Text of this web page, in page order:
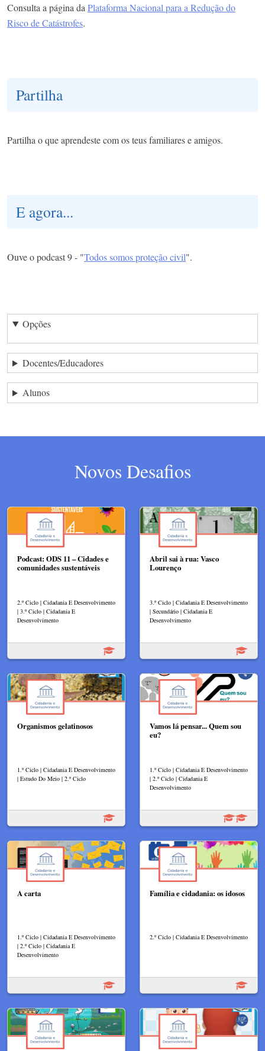
Consulta a página da Plataforma Nacional para a Redução do
Risco de Catástrofes.
Partilha
Partilha o que aprendeste com os teus familiares e amigos.
E agora...
Ouve o podcast 9 - "Todos somos proteção civil".
Opções
Docentes/Educadores
Alunos
Novos Desafios
Podcast: ODS 11 – Cidades e
comunidades sustentáveis
2.º Ciclo | Cidadania E Desenvolvimento
| 3.º Ciclo | Cidadania E
Desenvolvimento
Abril sai à rua: Vasco
Lourenço
3.º Ciclo | Cidadania E Desenvolvimento
| Secundário | Cidadania E
Desenvolvimento
Organismos gelatinosos
1.º Ciclo | Cidadania E Desenvolvimento
| Estudo Do Meio | 2.º Ciclo
Vamos lá pensar... Quem sou
eu?
1.º Ciclo | Cidadania E Desenvolvimento
| 2.º Ciclo | Cidadania E
Desenvolvimento
A carta
1.º Ciclo | Cidadania E Desenvolvimento
| 2.º Ciclo | Cidadania E
Desenvolvimento
Família e cidadania: os idosos
2.º Ciclo | Cidadania E Desenvolvimento